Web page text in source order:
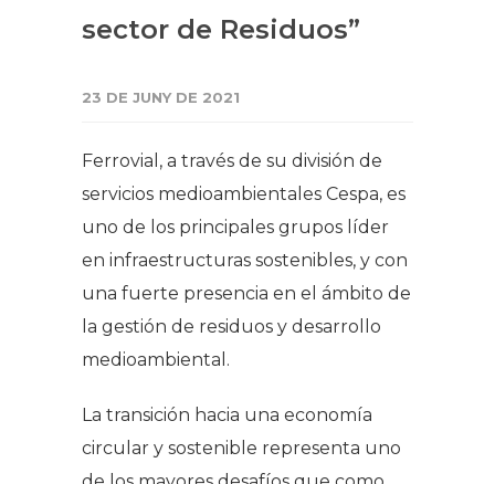
sector de Residuos”
23 DE JUNY DE 2021
Ferrovial, a través de su división de
servicios medioambientales Cespa, es
uno de los principales grupos líder
en infraestructuras sostenibles, y con
una fuerte presencia en el ámbito de
la gestión de residuos y desarrollo
medioambiental.
La transición hacia una economía
circular y sostenible representa uno